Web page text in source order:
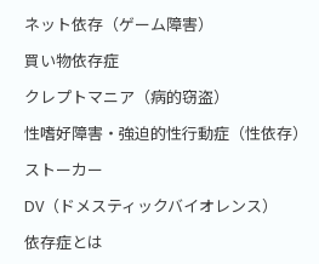
ネット依存（ゲーム障害）
買い物依存症
クレプトマニア（病的窃盗）
性嗜好障害・強迫的性行動症（性依存）
ストーカー
DV（ドメスティックバイオレンス）
依存症とは